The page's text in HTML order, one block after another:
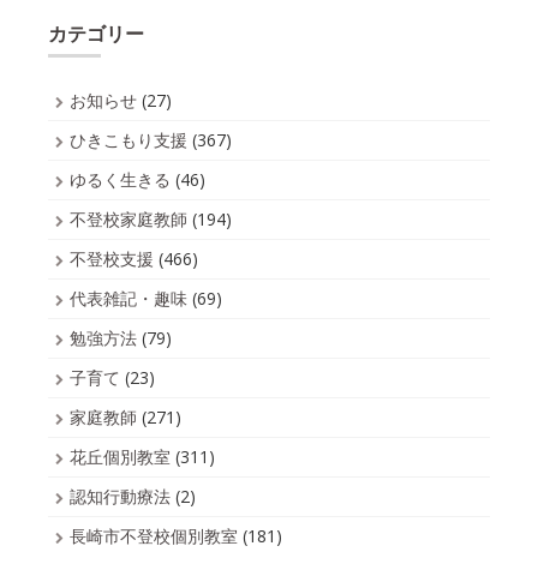
カテゴリー
お知らせ (27)
ひきこもり支援 (367)
ゆるく生きる (46)
不登校家庭教師 (194)
不登校支援 (466)
代表雑記・趣味 (69)
勉強方法 (79)
子育て (23)
家庭教師 (271)
花丘個別教室 (311)
認知行動療法 (2)
長崎市不登校個別教室 (181)